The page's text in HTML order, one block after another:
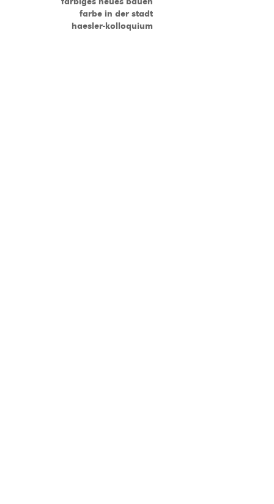
farbe in der stadt
haesler-kolloquium